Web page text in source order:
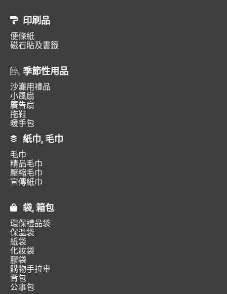
印刷品
便條紙
磁石貼及書籤
季節性用品
沙灘用禮品
小風扇
廣告扇
拖鞋
暖手包
紙巾, 毛巾
毛巾
精品毛巾
壓縮毛巾
宣傳紙巾
袋, 箱包
環保禮品袋
保溫袋
紙袋
化妝袋
膠袋
購物手拉車
背包
公事包